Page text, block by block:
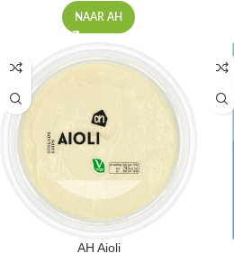
NAAR AH
AH Aioli